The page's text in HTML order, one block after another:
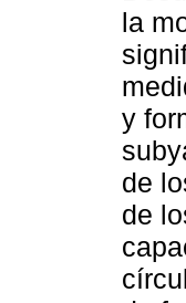
la
y
de
de